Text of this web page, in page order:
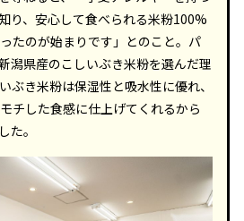
り、安心して食べられる米粉100%
たのが始まりです」とのこと。パ
潟県産のこしいぶき米粉を選んだ理
ぶき米粉は保湿性と吸水性に優れ、
チした食感に仕上げてくれるから
た。